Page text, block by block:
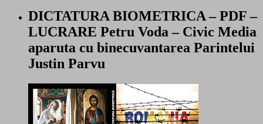
DICTATURA BIOMETRICA – PDF –
LUCRARE Petru Voda – Civic Media
aparuta cu binecuvantarea Parintelui
Justin Parvu